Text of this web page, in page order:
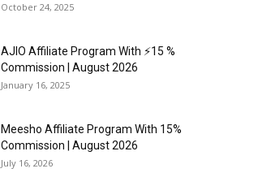
October 24, 2025
AJIO Affiliate Program With ⚡15 %
Commission | August 2026
January 16, 2025
Meesho Affiliate Program With 15%
Commission | August 2026
July 16, 2026